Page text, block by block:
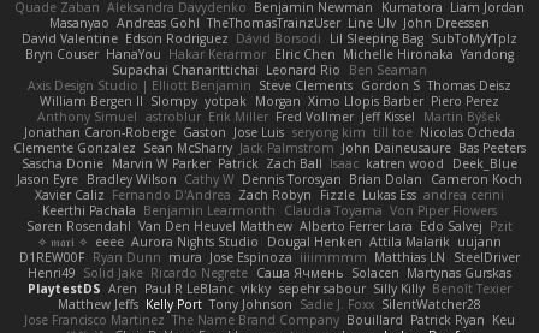
Quade Zaban Aleksandra Davydenko Benjamin Newman Kumatora Liam Jordan
Masanyao Andreas Gohl TheThomasTrainzUser Line Ulv John Dreessen
David Valentine Edson Rodriguez Dávid Borsodi Lil Sleeping Bag SubToMyYTplz
Bryn Couser HanaYou Hakar Kerarmor Elric Chen Michelle Hironaka Yandong
Supachai Chanarittichai Leonard Rio
Ben Seaman
Axis Design Studio | Elliott Benjamin Steve Clements Gordon S Thomas Deisz
William Bergen II Slompy yotpak Morgan Ximo Llopis Barber Piero Perez
Anthony Simuel astroblur Erik Miller Fred Vollmer Jeff Kissel
Martin Býšek
Jonathan Caron-Roberge Gaston Jose Luis seryong kim till toe Nicolas Ocheda
Clemente Gonzalez Sean McSharry Jack Palmstrom John Daineusaure Bas Peeters
Sascha Donie Marvin W Parker Patrick Zach Ball Isaac katren wood
Deek_Blue
Jason Eyre Bradley Wilson Cathy W Dennis Torosyan Brian Dolan
Cameron Koch
Xavier Caliz Fernando D'Andrea Zach Robyn Fizzle Lukas Ess andrea cerini
Keerthi Pachala Benjamin Learmonth Claudia Toyama Von Piper Flowers
Søren Rosendahl Van Den Heuvel Matthew Alberto Ferrer Lara Edo Salvej Pzit
✧ 𝔪𝔞𝔯𝔦 ✧ eeee Aurora Nights Studio Dougal Henken Attila Malarik uujann
D1REW00F Ryan Dunn mura Jose Espinoza iiiimmmm Matthias LN
SteelDriver
Henri49 Solid Jake Ricardo Negrete Саша Ячмень Solacen Martynas Gurskas
PlaytestDS Aren Paul R LeBlanc vikky sepehr sabour Silly Killy Benoît Texier
Matthew Jeffs Kelly Port Tony Johnson Sadie J. Foxx SilentWatcher28
Jose Francisco Martinez The Name Brand Company Bouillard Patrick Ryan Keu